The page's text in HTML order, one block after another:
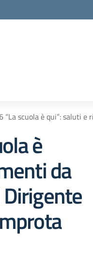
“La scuola è qui”: saluti
è
da